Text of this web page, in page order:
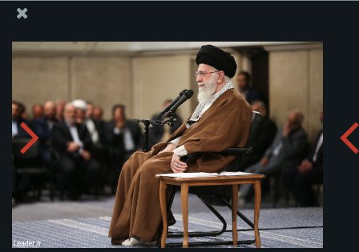
İslam İnkılabı Lideri'nin binlerce İran'lı işçiyi kabul
etmesi
Albümü indirin: